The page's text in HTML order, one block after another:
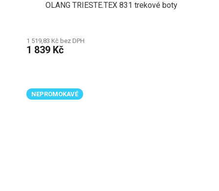
OLANG TRIESTE.TEX 831 trekové boty
1 519,83 Kč bez DPH
1 839 Kč
NEPROMOKAVÉ